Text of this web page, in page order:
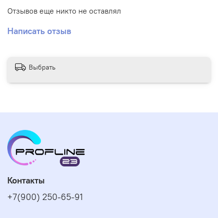
белого рома, лаймового сока и клубничного сиропа.4.
обуви с ароматом клубники и шампанского.5.
Отзывов еще никто не оставлял
Написать отзыв
Выбрать
Контакты
+7(900) 250-65-91